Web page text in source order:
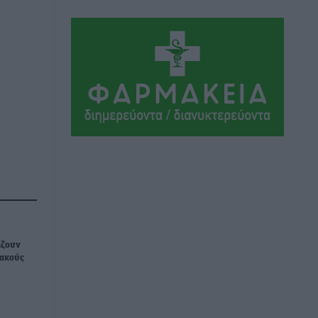
Ακαθάριστα οικόπεδα: Τι γίνεται όταν
ο ιδιοκτήτης δεν τα καθαρίσει – Πώς
κινούνται δήμοι και ΠΣ, ποιος
πληρώνει τον λογαριασμό
Τοπικές Ειδήσεις πριν 5 ώρες